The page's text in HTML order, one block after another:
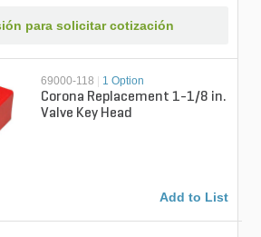
para solicitar cotización
69000-118 1 Option
Corona Replacement 1-1/8 in.
Valve Key Head
Add to List